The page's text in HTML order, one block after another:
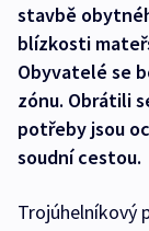
stavbě
blízkosti
Obyvatelé se
zónu. Obrátili
potřeby jsou
soudní cestou.
Trojúhelníkový